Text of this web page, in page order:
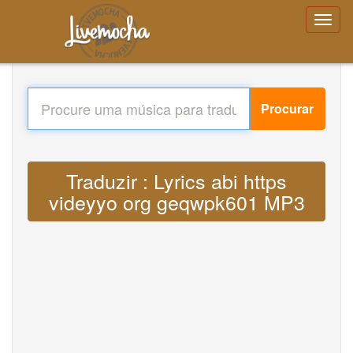
Procurar
Traduzir : Lyrics abi https
videyyo org geqwpk601 MP3